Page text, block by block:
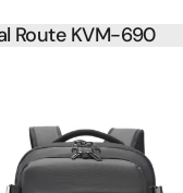
Route KVM-690